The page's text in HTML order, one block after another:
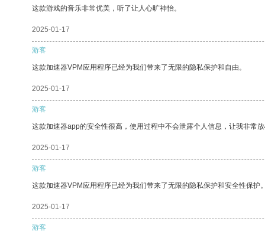
这款游戏的音乐非常优美，听了让人心旷神怡。
2025-01-17
游客
这款加速器VPM应用程序已经为我们带来了无限的隐私保护和自由。
2025-01-17
游客
这款加速器app的安全性很高，使用过程中不会泄露个人信息，让我非常
2025-01-17
游客
这款加速器VPM应用程序已经为我们带来了无限的隐私保护和安全性保护
2025-01-17
游客